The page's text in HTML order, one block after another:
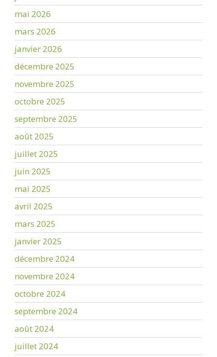
mai 2026
mars 2026
janvier 2026
décembre 2025
novembre 2025
octobre 2025
septembre 2025
août 2025
juillet 2025
juin 2025
mai 2025
avril 2025
mars 2025
janvier 2025
décembre 2024
novembre 2024
octobre 2024
septembre 2024
août 2024
juillet 2024